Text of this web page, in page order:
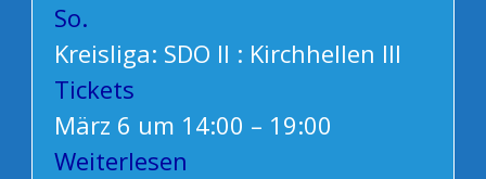
So.
Kreisliga: SDO II : Kirchhellen III
Tickets
März 6 um 14:00 – 19:00
Weiterlesen